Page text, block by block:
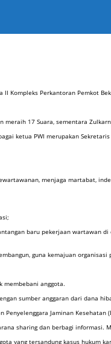
II Kompleks Perkantoran Pemkot
17 Suara, sementara
ketua PWI merupakan
menjaga martabat,
baru pekerjaan
guna kemajuan
membebani anggota.
sumber anggaran dari dana
Jaminan Kesehatan
sharing dan berbagi
yang tersandung kasus